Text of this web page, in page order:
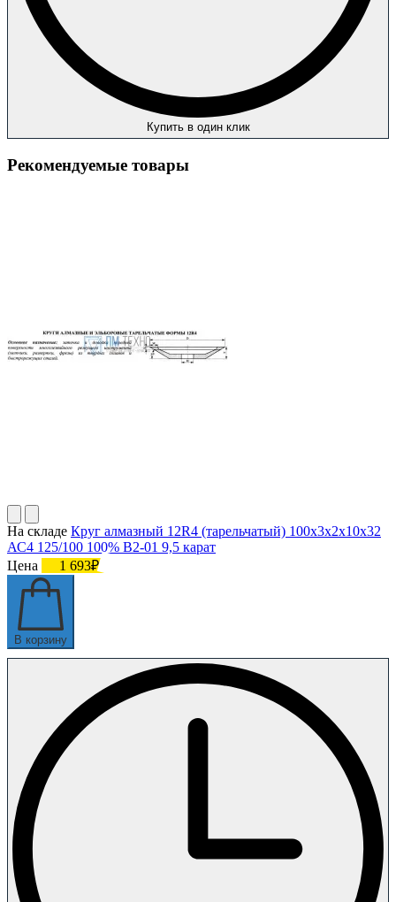
Купить в один клик
Рекомендуемые товары
На складе Круг алмазный 12R4 (тарельчатый) 100х3х2х10х32
АС4 125/100 100% В2-01 9,5 карат
Цена
1 693₽
В корзину